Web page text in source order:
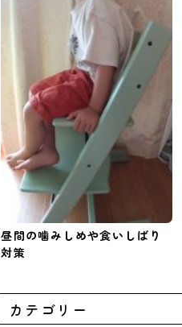
昼間の噛みしめや食いしばり
対策
カテゴリー